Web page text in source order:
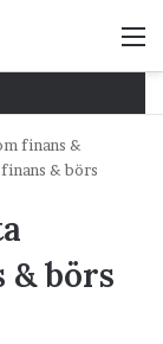
finans &
& börs
& börs